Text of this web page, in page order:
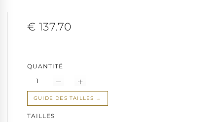
ou bien un jean retroussé pour une silhouette plus tendance...
genres, les artistes à la recherche de modèles originaux et stylés.
€ 137.70
QUANTITÉ
GUIDE DES TAILLES
TAILLES